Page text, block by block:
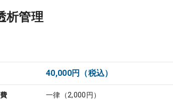
析管理
40,000円（税込）
一律（2,000円）